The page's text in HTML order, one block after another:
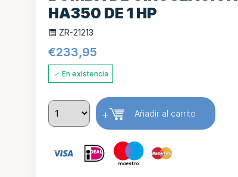
HA350 DE 1 HP
ZR-21213
€233,95
En existencia
+ Añadir al carrito